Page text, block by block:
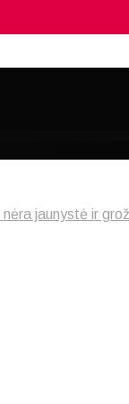
jaunystė ir